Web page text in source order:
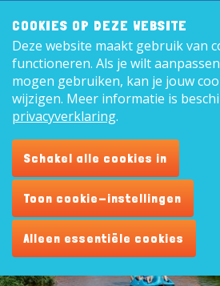
8,9
Contact
COOKIES OP DEZE WEBSITE
Deze website maakt gebruik van
functioneren. Als je wilt
mogen gebruiken, kan je jouw
wijzigen. Meer informatie is
privacyverklaring.
Schakel alle cookies in
Toon cookie-instellingen
Alleen essentiële cookies